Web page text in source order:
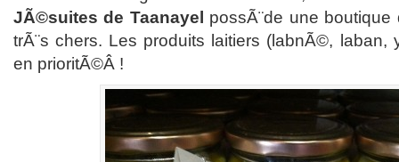
JÃ©suites de Taanayel
possÃ¨de une
trÃ¨s chers. Les produits laitiers (labnÃ©,
en prioritÃ©Â !